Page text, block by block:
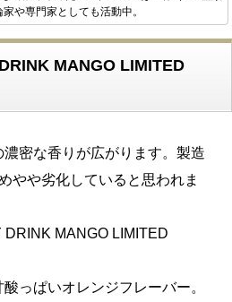
や専門家としても活動中。
MANGO LIMITED
密な香りが広がります。製造
やや劣化していると思われま
っぱいオレンジフレーバー。